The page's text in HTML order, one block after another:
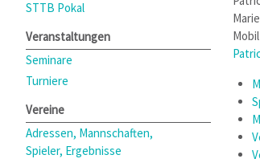
STTB Pokal
Veranstaltungen
Seminare
Turniere
Vereine
Adressen, Mannschaften,
Spieler, Ergebnisse